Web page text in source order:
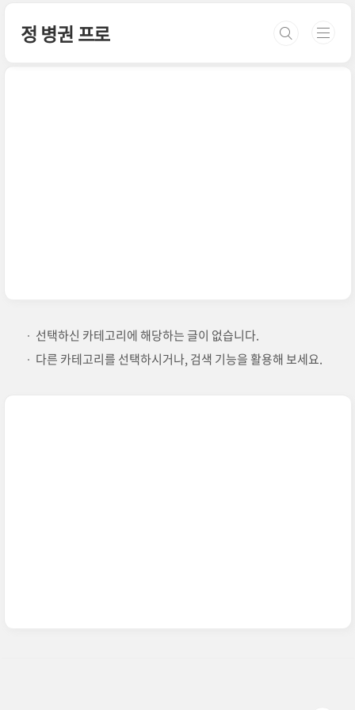
정 병권 프로
선택하신 카테고리에 해당하는 글이 없습니다.
다른 카테고리를 선택하시거나, 검색 기능을 활용해 보세요.